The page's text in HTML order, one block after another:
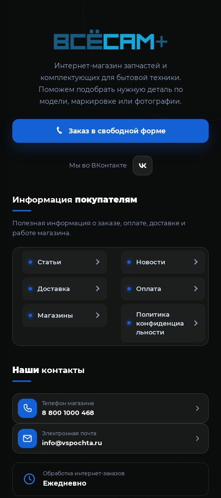
Интернет-магазин запчастей и
комплектующих для бытовой техники.
Поможем подобрать нужную деталь по
модели, маркировке или фотографии.
Заказ в свободной форме
Мы во ВКонтакте
Информация покупателям
Полезная информация о заказе, оплате, доставке и
работе магазина.
Статьи Новости
Доставка Оплата
Магазины
Политика
конфиденциа
льности
Наши контакты
Телефон магазина
8 800 1000 468
Электронная почта
info@vspochta.ru
Обработка интернет-заказов
Ежедневно